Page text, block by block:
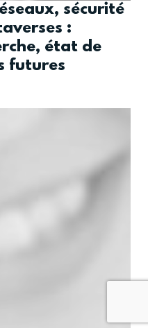
sécurité
:
état de
futures